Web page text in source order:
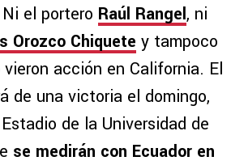
el portero Raúl Rangel, ni
Orozco Chiquete y tampoco
vieron acción en California. El
de una victoria el domingo,
de la Universidad de
se medirán con Ecuador en